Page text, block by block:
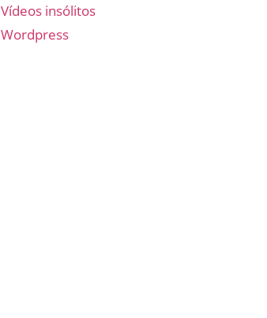
Vídeos insólitos
Wordpress